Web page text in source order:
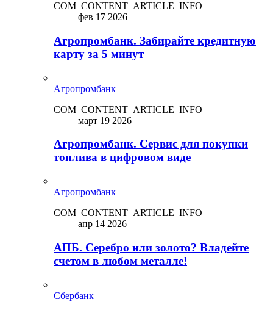
COM_CONTENT_ARTICLE_INFO
фев 17 2026
Агропромбанк. Забирайте кредитную
карту за 5 минут
Агропромбанк
COM_CONTENT_ARTICLE_INFO
март 19 2026
Агропромбанк. Сервис для покупки
топлива в цифровом виде
Агропромбанк
COM_CONTENT_ARTICLE_INFO
апр 14 2026
АПБ. Серебро или золото? Владейте
счетом в любом металле!
Сбербанк